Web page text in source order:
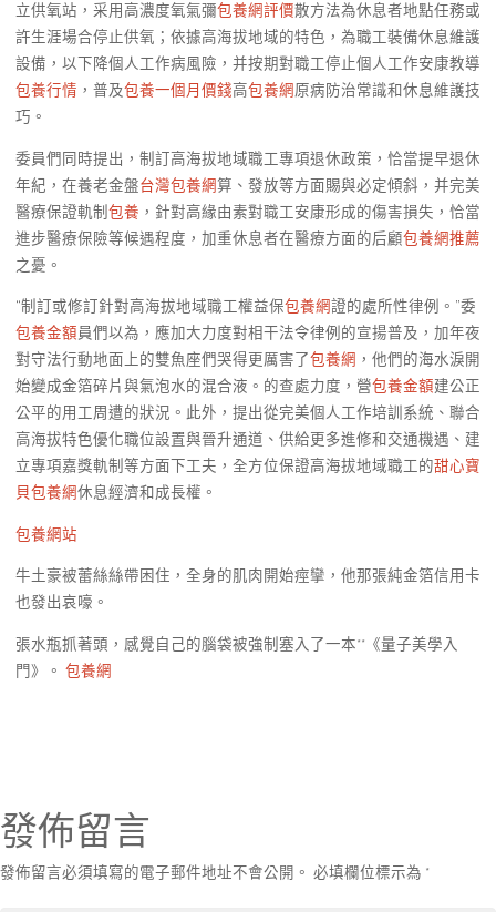
立供氧站，采用高濃度氧氣彌包養網評價散方法為休息者地點任務或
許生涯場合停止供氧；依據高海拔地域的特色，為職工裝備休息維護
設備，以下降個人工作病風險，并按期對職工停止個人工作安康教導
包養行情 ，普及包養一個月價錢高包養網原病防治常識和休息維護技
巧。
委員們同時提出，制訂高海拔地域職工專項退休政策，恰當提早退休
年紀，在養老金盤台灣包養網算、發放等方面賜與必定傾斜，并完美
醫療保證軌制 包養 ，針對高緣由素對職工安康形成的傷害損失，恰當
進步醫療保險等候遇程度，加重休息者在醫療方面的后顧包養網推薦
之憂。
“制訂或修訂針對高海拔地域職工權益保包養網證的處所性律例。”委
包養金額員們以為，應加大力度對相干法令律例的宣揚普及，加年夜
對守法行動地面上的雙魚座們哭得更厲害了包養網 ，他們的海水淚開
始變成金箔碎片與氣泡水的混合液。的查處力度，營包養金額建公正
公平的用工周遭的狀況。此外，提出從完美個人工作培訓系統、聯合
高海拔特色優化職位設置與晉升通道、供給更多進修和交通機遇、建
立專項嘉獎軌制等方面下工夫，全方位保證高海拔地域職工的甜心寶
貝包養網休息經濟和成長權。
包養網站
牛土豪被蕾絲絲帶困住，全身的肌肉開始痙攣，他那張純金箔信用卡
也發出哀嚎。
張水瓶抓著頭，感覺自己的腦袋被強制塞入了一本**《量子美學入
門》。 包養網
發佈留言
發佈留言必須填寫的電子郵件地址不會公開。 必填欄位標示為 *